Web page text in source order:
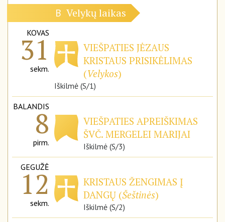
B Velykų laikas
KOVAS
31
sekm.
VIEŠPATIES JĖZAUS
KRISTAUS PRISIKĖLIMAS
(Velykos)
Iškilmė (S/1)
BALANDIS
8
pirm.
VIEŠPATIES APREIŠKIMAS
ŠVČ. MERGELEI MARIJAI
Iškilmė (S/3)
GEGUŽĖ
12
sekm.
KRISTAUS ŽENGIMAS Į
DANGŲ (Šeštinės)
Iškilmė (S/2)